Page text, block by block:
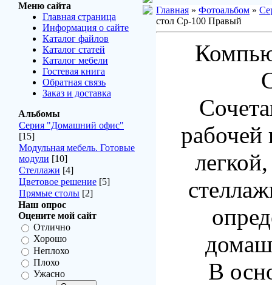
Меню сайта
Главная страница
Информация о сайте
Каталог файлов
Каталог статей
Каталог мебели
Гостевая книга
Обратная связь
Заказ и доставка
Альбомы
Серия "Домашний офис"
[15]
Модульная мебель. Готовые
модули [10]
Стеллажи [4]
Цветовое решение [5]
Прямые столы [2]
Наш опрос
Оцените мой сайт
Отлично
Хорошо
Неплохо
Плохо
Ужасно
Главная » Фотоальбом »
стол Ср-100 Правый
рабочей
В